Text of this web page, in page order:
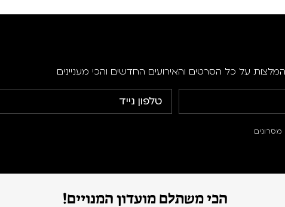
על כל הסרטים והאירועים החדשים והכי מעניינים
מסרונים
הכי משתלם מועדון המנויים!